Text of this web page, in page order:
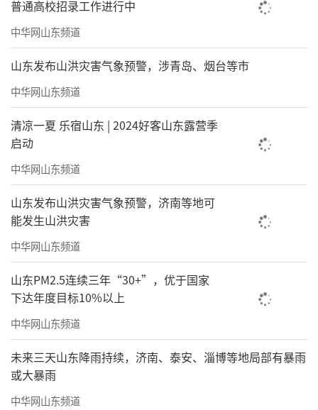
普通高校招录工作进行中
中华网山东频道
山东发布山洪灾害气象预警，涉青岛、烟台等市
中华网山东频道
清凉一夏 乐宿山东 | 2024好客山东露营季
启动
中华网山东频道
山东发布山洪灾害气象预警，济南等地可
能发生山洪灾害
中华网山东频道
山东PM2.5连续三年“30+”，优于国家
下达年度目标10%以上
中华网山东频道
未来三天山东降雨持续，济南、泰安、淄博等地局部有暴雨
或大暴雨
中华网山东频道